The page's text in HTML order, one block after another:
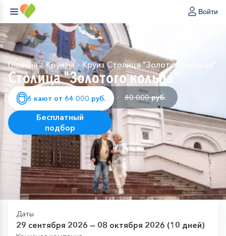
Войти
Главная Круизы Круиз Столица "Золотого кольца"
Столица "Золотого кольца"
6 кают от 64 000 руб. 80 000 руб.
Бесплатный
подбор
Даты
29 сентября 2026 — 08 октября 2026 (10 дней)